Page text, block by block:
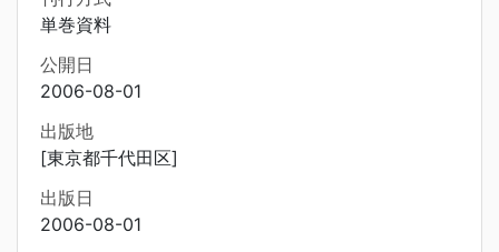
単巻資料
公開日
2006-08-01
出版地
[東京都千代田区]
出版日
2006-08-01